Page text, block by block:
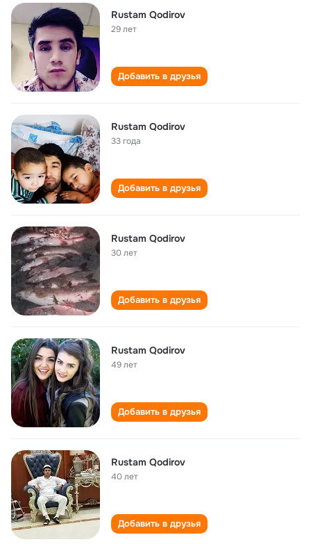
Rustam Qodirov
29 лет
Добавить в друзья
Rustam Qodirov
33 года
Добавить в друзья
Rustam Qodirov
30 лет
Добавить в друзья
Rustam Qodirov
49 лет
Добавить в друзья
Rustam Qodirov
40 лет
Добавить в друзья